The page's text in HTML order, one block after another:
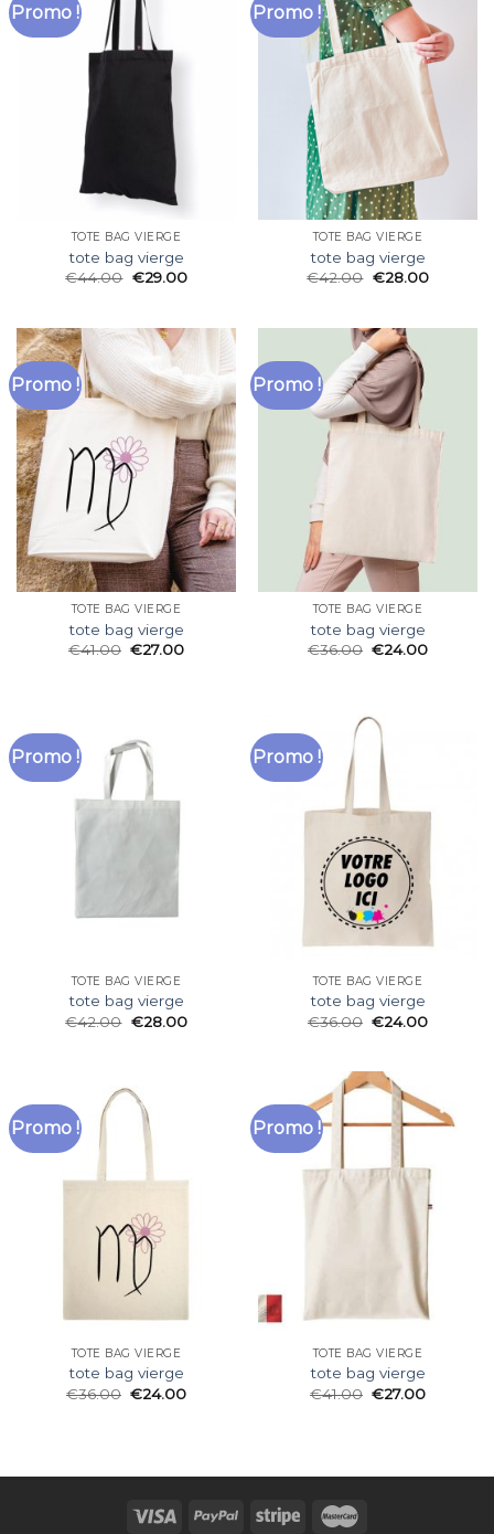
Promo !
TOTE BAG VIERGE
tote bag vierge
€44.00 €29.00
Promo !
TOTE BAG VIERGE
tote bag vierge
€42.00 €28.00
Promo !
TOTE BAG VIERGE
tote bag vierge
€41.00 €27.00
Promo !
TOTE BAG VIERGE
tote bag vierge
€36.00 €24.00
Promo !
TOTE BAG VIERGE
tote bag vierge
€42.00 €28.00
Promo !
TOTE BAG VIERGE
tote bag vierge
€36.00 €24.00
Promo !
TOTE BAG VIERGE
tote bag vierge
€36.00 €24.00
Promo !
TOTE BAG VIERGE
tote bag vierge
€41.00 €27.00